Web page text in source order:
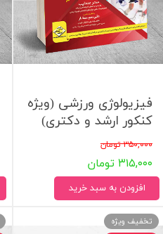
فیزیولوژی ورزشی (ویژه
کنکور ارشد و دکتری)
۳۵۰,۰۰۰ تومان
۳۱۵,۰۰۰ تومان
افزودن به سبد خرید
تخفیف ویژه